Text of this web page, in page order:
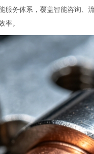
服务体系，覆盖智能咨询、
率。